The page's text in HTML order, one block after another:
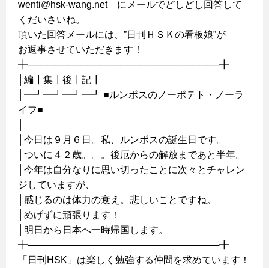
wenti@hsk-wang.net にメールでどしどし回答して
くだいさいね。
頂いた回答メールには、”日刊ＨＳＫの看板娘”が
お返事させていただきます！
╋─────────────────────────────╋
│編┃集┃後┃記┃
│━┛━┛━┛━┛ ■ルンボスのノーポテト・ノーラ
イフ■
│今日は９月６日。私、ルンボスの誕生日です。
│ついに４２歳。。。後厄からの解放まであと半年。
│今年は自分なりに思い切ったことに次々とチャレン
ジしていますが、
│感じるのは体力の衰え。悲しいことですね。
│めげずに頑張ります！
│明日から日本へ一時帰国します。
╋─────────────────────────────╋
「日刊HSK」は楽しく勉強する仲間を求めています！